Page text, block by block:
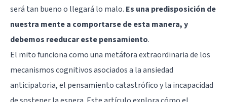
será tan bueno o llegará lo malo. Es una predisposición de
nuestra mente a comportarse de esta manera, y
debemos reeducar este pensamiento.
El mito funciona como una metáfora extraordinaria de los
mecanismos cognitivos asociados a la ansiedad
anticipatoria, el pensamiento catastrófico y la incapacidad